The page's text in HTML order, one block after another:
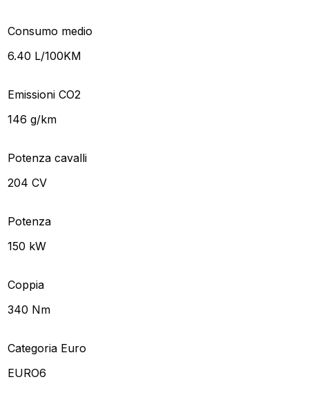
Consumo medio
6.40 L/100KM
Emissioni CO2
146 g/km
Potenza cavalli
204 CV
Potenza
150 kW
Coppia
340 Nm
Categoria Euro
EURO6